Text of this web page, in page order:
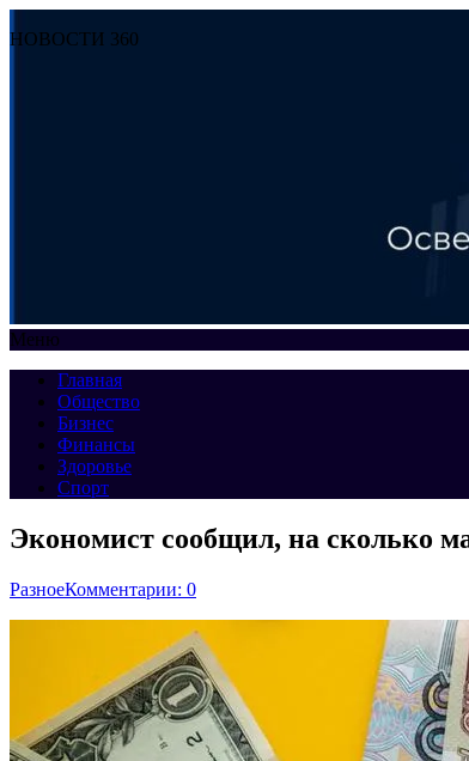
НОВОСТИ 360
Меню
Главная
Общество
Бизнес
Финансы
Здоровье
Спорт
Экономист сообщил, на сколько
РазноеКомментарии: 0